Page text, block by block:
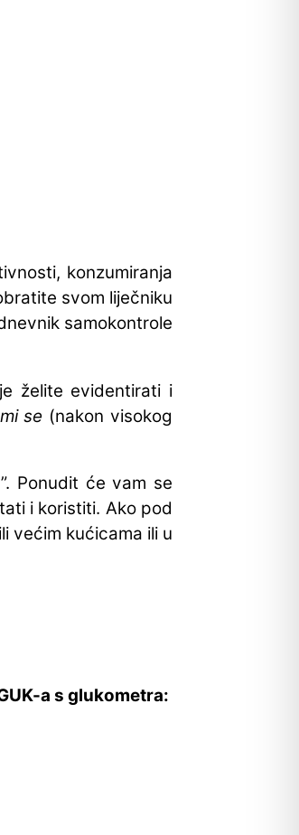
konzumiranja
svom liječniku
samokontrole
želite evidentirati i
se (nakon visokog
Ponudit će vam se
i koristiti. Ako pod
većim kućicama ili u
a s glukometra: